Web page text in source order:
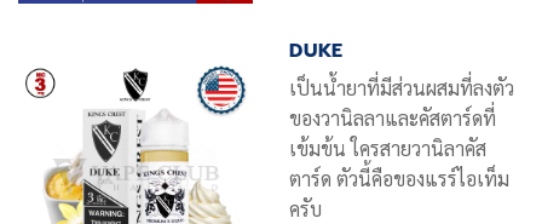
DUKE
เป็นน้ำยาที่มีส่วนผสมที่ลงตัว
ของวานิลลาและคัสตาร์ดที่
เข้มข้น ใครสายวานิลาคัส
ตาร์ด ตัวนี้คือของแรร์ไอเท็ม
ครับ